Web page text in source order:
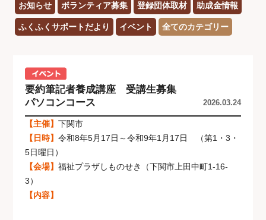
お知らせ
ボランティア募集 登録団体取材 助成金情報
ふくふくサポートだより イベント 全てのカテゴリー
要約筆記者養成講座 受講生募集
パソコンコース
2026.03.24
【主催】下関市
【日時】令和8年5月17日～令和9年1月17日 （第1・3・
5日曜日）
【会場】福祉プラザしものせき（下関市上田中町1-16-
3）
【内容】